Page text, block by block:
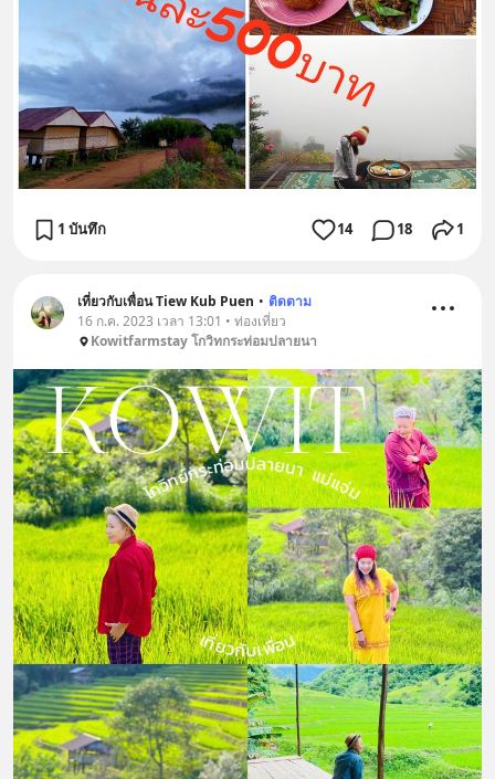
1 บันทึก 14 18 1
เที่ยวกับเพื่อน Tiew Kub Puen • ติดตาม
16 ก.ค. 2023 เวลา 13:01 • ท่องเที่ยว
Kowitfarmstay โกวิทกระท่อมปลายนา